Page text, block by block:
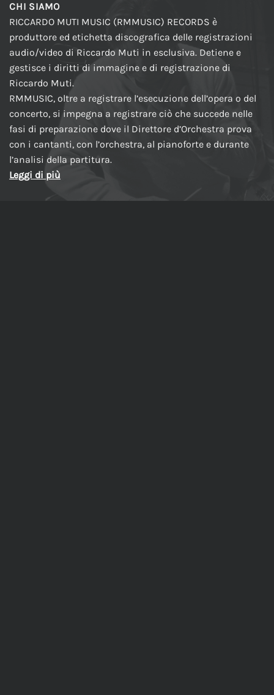
CHI SIAMO
RICCARDO MUTI MUSIC (RMMUSIC) RECORDS è
produttore ed etichetta discografica delle registrazioni
audio/video di Riccardo Muti in esclusiva. Detiene e
gestisce i diritti di immagine e di registrazione di
Riccardo Muti.
RMMUSIC, oltre a registrare l’esecuzione dell’opera o del
concerto, si impegna a registrare ciò che succede nelle
fasi di preparazione dove il Direttore d’Orchestra prova
con i cantanti, con l’orchestra, al pianoforte e durante
l’analisi della partitura.
Leggi di più